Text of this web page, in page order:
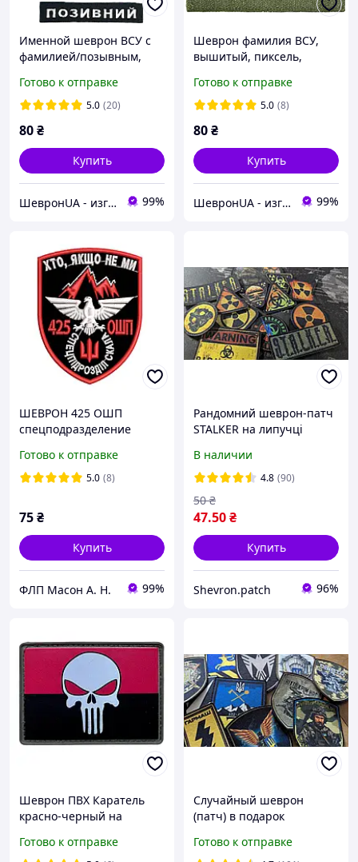
Именной шеврон ВСУ с
фамилией/позывным,
12.5×2.5см, (пиксель,
мультикам, хищник,
синий)
Готово к отправке
5.0 (20)
80₴
Купить
ШевронUA - изготовление и продажа милитарной символики: погон, шевронов, нашивок. 99%
Шеврон фамилия ВСУ,
вышитый, пиксель,
12.5×2.5см, на липучке
Готово к отправке
5.0 (8)
80₴
Купить
ШевронUA - изготовление и продажа милитарной символики: погон, шевронов, нашивок. 99%
ШЕВРОН 425 ОШП
спецподразделение
Готово к отправке
5.0 (8)
75₴
Купить
ФЛП Масон А. Н. 99%
Рандомний шеврон-патч
STALKER на липучці
комплекті
В наличии
4.8 (90)
47.50₴
50 ₴
Купить
Shevron.patch 96%
Шеврон ПВХ Каратель
красно-черный на
Готово к отправке
Случайный шеврон
(патч) в подарок
Готово к отправке